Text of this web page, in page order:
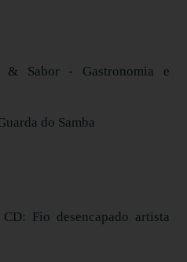
Sabor - Gastronomia e
do Samba
Fio desencapado artista